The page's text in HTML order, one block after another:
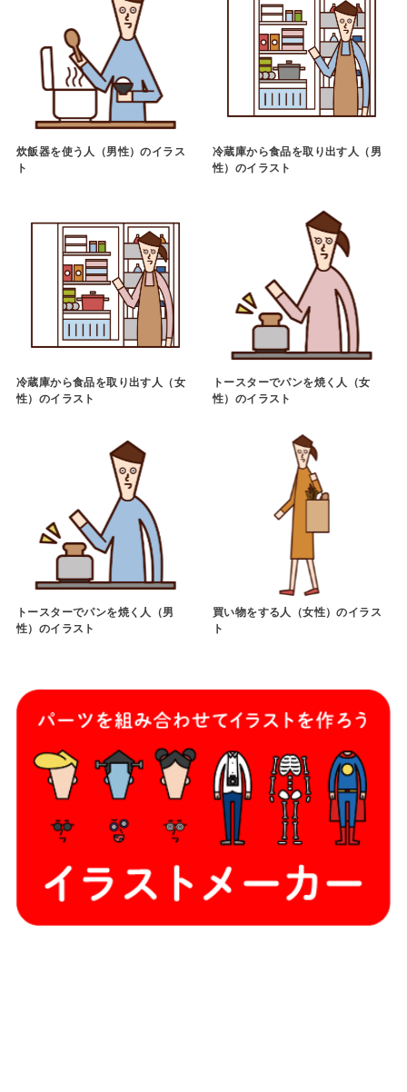
炊飯器を使う人（男性）のイラス
ト
冷蔵庫から食品を取り出す人（男
性）のイラスト
冷蔵庫から食品を取り出す人（女
性）のイラスト
トースターでパンを焼く人（女
性）のイラスト
トースターでパンを焼く人（男
性）のイラスト
買い物をする人（女性）のイラス
ト